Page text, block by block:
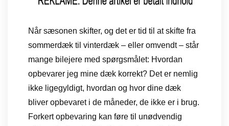
Når sæsonen skifter, og det er tid til at skifte fra
sommerdæk til vinterdæk – eller omvendt – står
mange bilejere med spørgsmålet: Hvordan
opbevarer jeg mine dæk korrekt? Det er nemlig
ikke ligegyldigt, hvordan og hvor dine dæk
bliver opbevaret i de måneder, de ikke er i brug.
Forkert opbevaring kan føre til unødvendig